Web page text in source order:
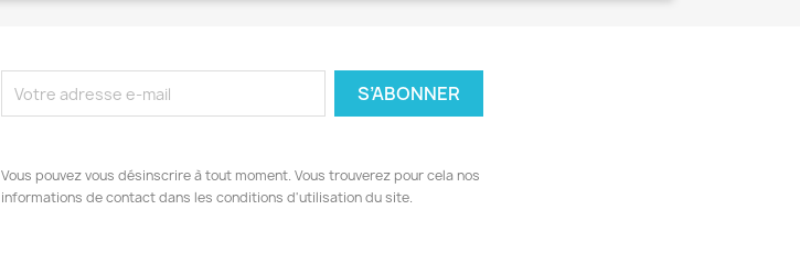
Vous pouvez vous désinscrire à tout moment. Vous trouverez pour cela nos
informations de contact dans les conditions d'utilisation du site.